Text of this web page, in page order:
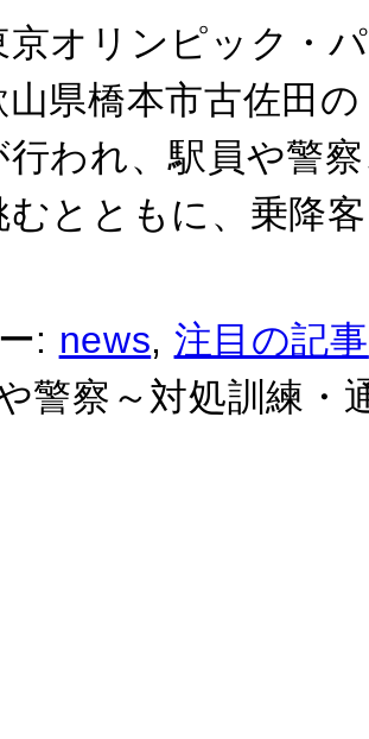
京オリンピック・
山県橋本市古佐田
行われ、駅員や警
むとともに、乗降
: news, 注目の記事
警察～対処訓練・